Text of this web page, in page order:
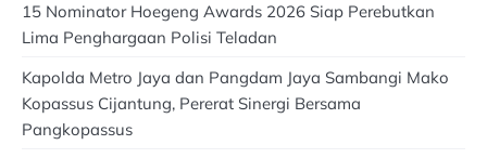
15 Nominator Hoegeng Awards 2026 Siap Perebutkan
Lima Penghargaan Polisi Teladan
Kapolda Metro Jaya dan Pangdam Jaya Sambangi Mako
Kopassus Cijantung, Pererat Sinergi Bersama
Pangkopassus